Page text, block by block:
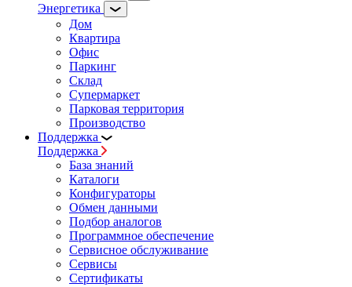
Энергетика
Дом
Квартира
Офис
Паркинг
Склад
Супермаркет
Парковая территория
Производство
Поддержка
Поддержка
База знаний
Каталоги
Конфигураторы
Обмен данными
Подбор аналогов
Программное обеспечение
Сервисное обслуживание
Сервисы
Сертификаты